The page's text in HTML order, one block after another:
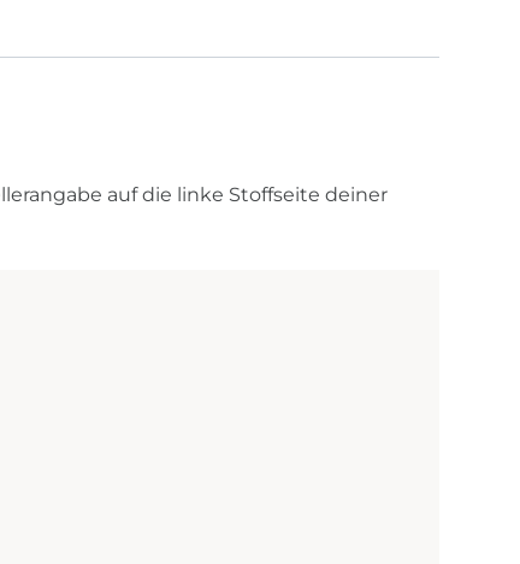
auf die linke Stoffseite deiner